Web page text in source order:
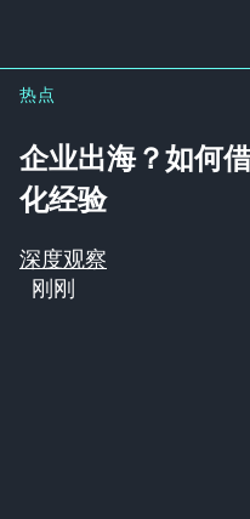
热点
企业出海？如何
化经验
深度观察
刚刚